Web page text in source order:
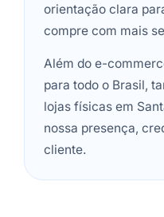
orientação clara
compre com mais
Além do e-
para todo o Brasil,
lojas físicas em
nossa presença,
cliente.